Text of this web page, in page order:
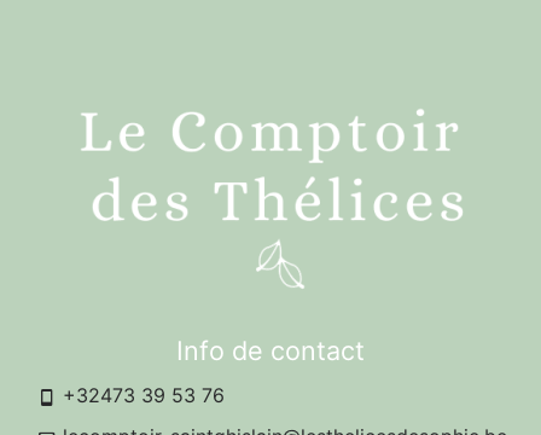
Info de contact
+32473 39 53 76